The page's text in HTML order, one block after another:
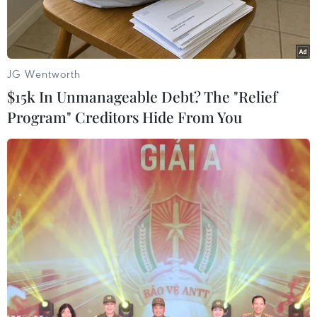
nghiên cứu các chính sáchtoàn cầu của WHO,
khai mạc sáng 27/3 tại thủ đô Havana, Cuba.
Đây là lần đầu tiên Cuba đăng cai tổ chức hội
của WHO, dự kiến kéo dài trong hai ngày, với sự
tham gia của Giámđốc Tổ chức Y tế Liên Mỹ
(OPS), bà Mirta Roses.
Trong thời gian làm việc tại Cuba, Tổng Giám
đốc WHO và các thành viên tham dựhội nghị sẽ
đến thăm Viện nghiên cứu thuốc nhiệt đới
Pedro Kouri, trường Đại học Y Mỹ Latinh và một
số cơ sở nghiên cứu khác.
Trao đổi với báo giới bên lề hội nghị, Phó Tổng
JG Wentworth
$15k In Unmanageable Debt? The "Relief
Program" Creditors Hide From You